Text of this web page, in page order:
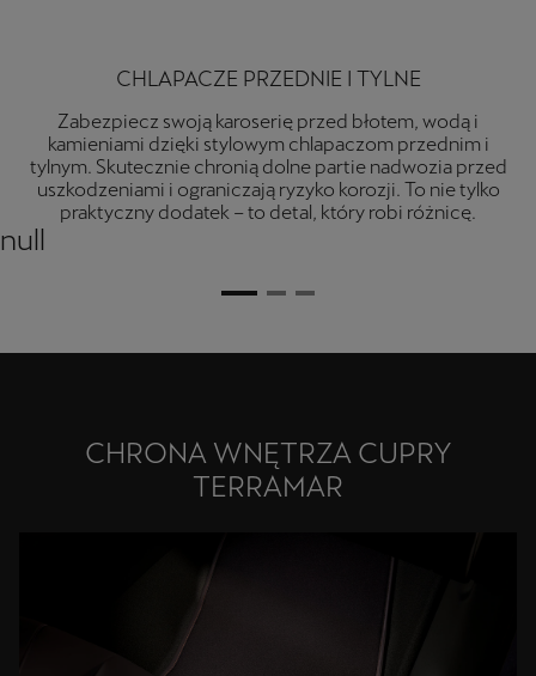
BAGAŻNIK DACHOWY
Transportuj duże przedmioty dzięki solidnym belkom
dachowym zaprojektowanym dla modelu Terramar.
Idealne do bezpiecznego transportu sprzętu sportowego,
takiego jak rowery i narty.